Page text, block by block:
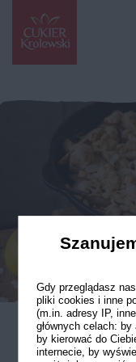
Gdy przeglądasz
pliki cookies i inne
(m.in. adresy IP,
głównych celach:
by kierować do
internecie, by